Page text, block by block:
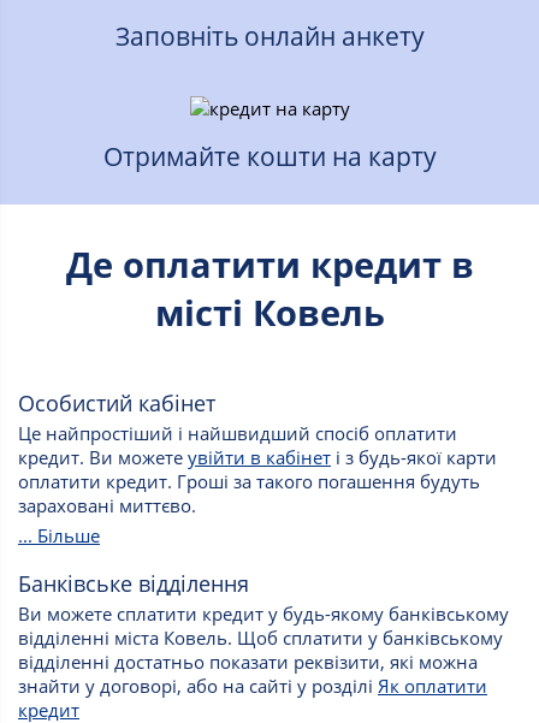
Заповніть онлайн анкету
Отримайте кошти на карту
Де оплатити кредит в
місті Ковель
Особистий кабінет
Це найпростіший і найшвидший спосіб оплатити
кредит. Ви можете увійти в кабінет і з будь-якої карти
оплатити кредит. Гроші за такого погашення будуть
зараховані миттєво.
... Більше
Банківське відділення
Ви можете сплатити кредит у будь-якому банківському
відділенні міста Ковель. Щоб сплатити у банківському
відділенні достатньо показати реквізити, які можна
знайти у договорі, або на сайті у розділі Як оплатити
кредит